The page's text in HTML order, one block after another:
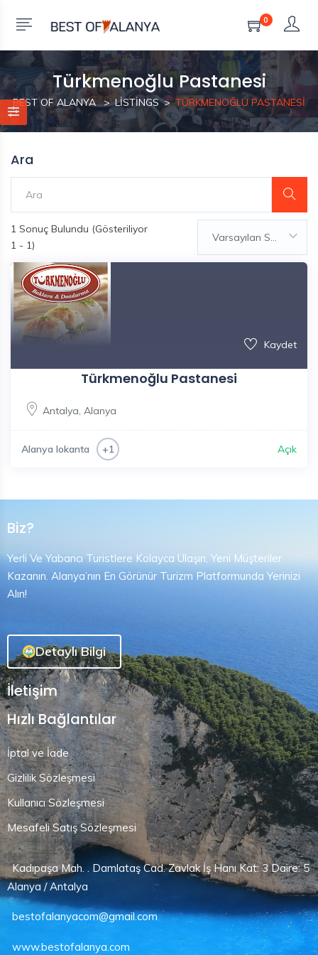
0
Türkmenoğlu Pastanesi
BEST OF ALANYA LISTINGS TÜRKMENOĞLU PASTANESI
Ara
1 Sonuç Bulundu (Gösteriliyor
1 - 1)
Varsayılan Sıralama
Kaydet
Türkmenoğlu Pastanesi
Antalya, Alanya
Alanya lokanta +1 Açık
Biz?
Yerli Ve Yabancı Turistlere Kolayca Ulaşın, Yeni Müşteriler
Kazanın. Alanya’nın En Görünür Turizm Platformunda Yerinizi
Alın!
Detaylı Bilgi
İletişim
Hızlı Bağlantılar
İptal ve İade
Gizlilik Sözleşmesi
Kullanıcı Sözleşmesi
Mesafeli Satış Sözleşmesi
Kadıpaşa Mah. . Damlataş Cad. Zavlak İş Hanı Kat: 3 Daire: 5
Alanya / Antalya
bestofalanyacom@gmail.com
www.bestofalanya.com